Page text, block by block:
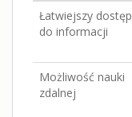
Łatwiejszy dostęp
do informacji
Możliwość nauki
zdalnej